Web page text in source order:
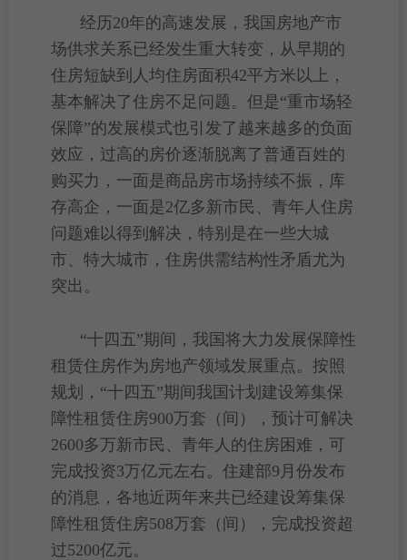
经历20年的高速发展，我国 房地产市
场供求关系已经发生重大转变，从早期的
住房短缺到人均住房面积42平方米以上，
基本解决了住房不足问题。但是“重市场轻
保障”的发展模式也引发了越来越多的负面
效应，过高的房价逐渐脱离了普通百姓的
购买力，一面是商品房市场持续不振，库
存高企，一面是2亿多新市民 、青年人住房
问题难以得到解决，特别是在一些大城
市、特大城市，住房供需结构性矛盾尤为
突出。
“十四五”期间，我国将大力发展保障性
租赁住房作为房地产领域发展重点。按照
规划，“十四五”期间我国计划建设筹集保
障性租赁住房900万套（间），预计可解决
2600多万新市民 、青年人的住房困难，可
完成投资3万亿元左右。住建部9月份发布
的消息，各地近两年来共已经建设筹集保
障性租赁住房508万套（间），完成投资超
过5200亿元。